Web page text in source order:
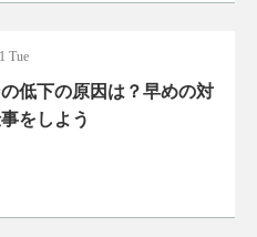
Tue
低下の原因は？早めの対
をしよう